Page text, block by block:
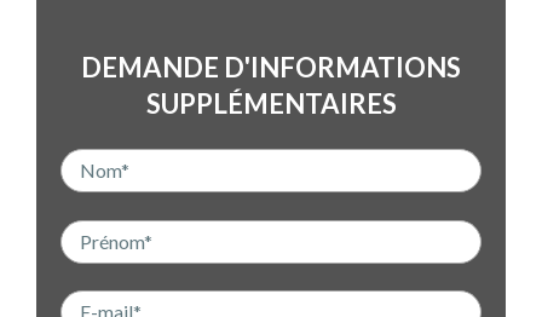
DEMANDE D'INFORMATIONS
SUPPLÉMENTAIRES